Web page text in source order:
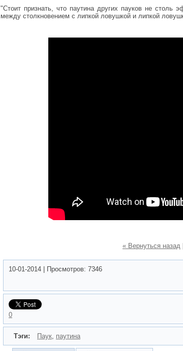
"Стоит признать, что паутина других пауков не столь
между столкновением с липкой ловушкой и липкой
« Вернуться назад
10-01-2014 Просмотров: 7346
0
Тэги: Паук, паутина